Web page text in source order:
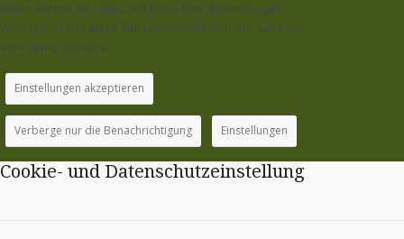
Bitte beachte Sie, dass auf Basis Ihrer Einstellungen
womöglich nicht mehr alle Funktionalitäten der Seite zur
Verfügung stehen.u.
Einstellungen akzeptieren
Verberge nur die Benachrichtigung Einstellungen
Cookie- und Datenschutzeinstellung